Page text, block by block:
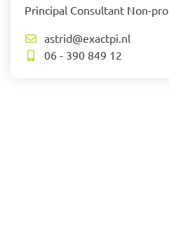
Principal Consultant Non-
astrid@exactpi.nl
06 - 390 849 12